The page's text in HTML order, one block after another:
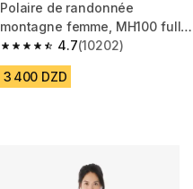
Polaire de randonnée
montagne femme, MH100 full
zip blanc 4.7
4.7 out of 5 stars from 10202
(10202)
3 400 DZD